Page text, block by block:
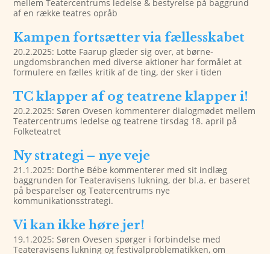
mellem Teatercentrums ledelse & bestyrelse på baggrund
af en række teatres opråb
Kampen fortsætter via fællesskabet
20.2.2025: Lotte Faarup glæder sig over, at børne-
ungdomsbranchen med diverse aktioner har formålet at
formulere en fælles kritik af de ting, der sker i tiden
TC klapper af og teatrene klapper i!
20.2.2025: Søren Ovesen kommenterer dialogmødet mellem
Teatercentrums ledelse og teatrene tirsdag 18. april på
Folketeatret
Ny strategi – nye veje
21.1.2025: Dorthe Bébe kommenterer med sit indlæg
baggrunden for Teateravisens lukning, der bl.a. er baseret
på besparelser og Teatercentrums nye
kommunikationsstrategi.
Vi kan ikke høre jer!
19.1.2025: Søren Ovesen spørger i forbindelse med
Teateravisens lukning og festivalproblematikken, om